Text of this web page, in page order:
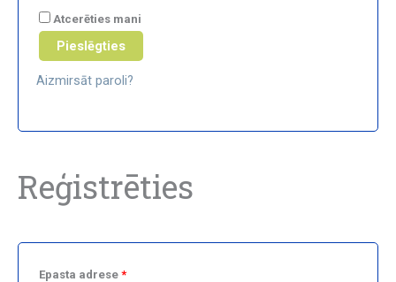
Atcerēties mani
Pieslēgties
Aizmirsāt paroli?
Reģistrēties
Epasta adrese *